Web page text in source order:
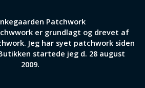
Patchwork
er grundlagt og drevet af
Jeg har syet patchwork siden
startede jeg d. 28 august
2009.